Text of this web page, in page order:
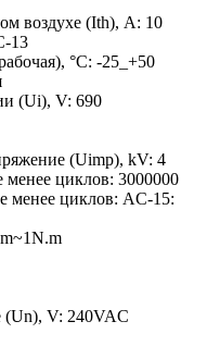
воздухе (Ith), A: 10
13
°С: -25_+50
(Ui), V: 690
(Uimp), kV: 4
менее циклов: 3000000
менее циклов: AC-15:
(Un), V: 240VAC